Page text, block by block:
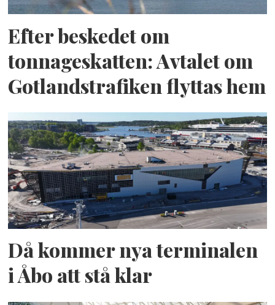
Efter beskedet om
tonnageskatten: Avtalet om
Gotlandstrafiken flyttas hem
Då kommer nya terminalen
i Åbo att stå klar